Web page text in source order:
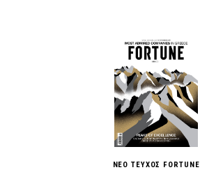
ΝΕΟ ΤΕΥΧΟΣ FORTUNE